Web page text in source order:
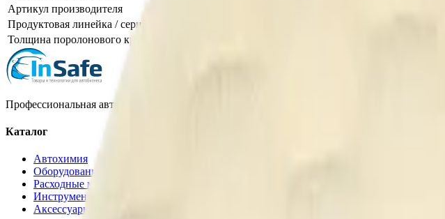
Артикул производителя
Продуктовая линейка / серия
Толщина поролонового круга
Профессиональная автохимия, оборудование и расходные материалы для детейлинга.
Каталог
Автохимия
Оборудование
Расходные материалы
Инструменты
Аксессуары